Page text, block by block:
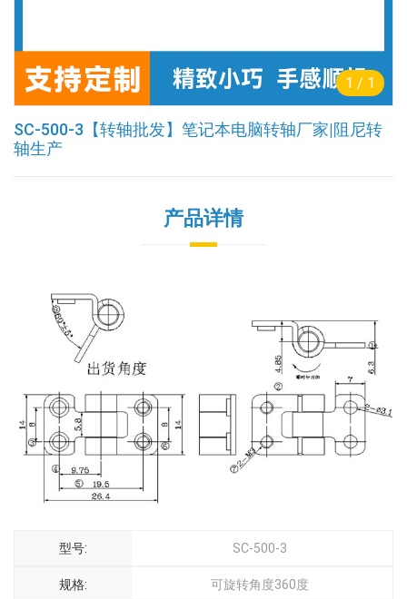
1 / 1
SC-500-3【转轴批发】笔记本电脑转轴厂家|阻尼转
轴生产
产品详情
型号: SC-500-3
规格: 可旋转角度360度